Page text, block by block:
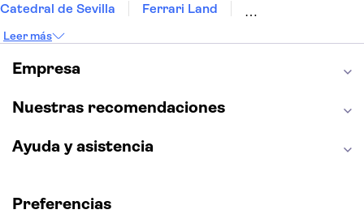
Catedral de Sevilla
Ferrari Land
Montserrat
Museo del Louvre
La Sagrada Familia
Alhambra
La Giralda
Medina Azahara
Leer más
Empresa
Nuestras recomendaciones
Ayuda y asistencia
Preferencias